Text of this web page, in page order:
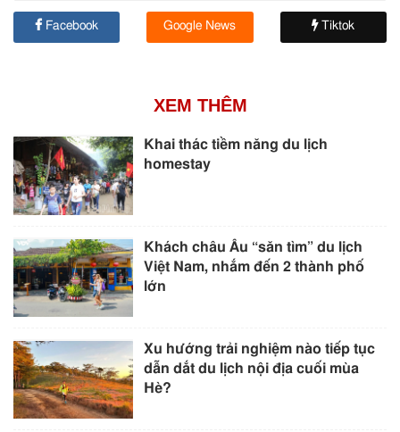
Facebook Google News Tiktok
XEM THÊM
Khai thác tiềm năng du lịch
homestay
Khách châu Âu “săn tìm” du lịch
Việt Nam, nhắm đến 2 thành phố
lớn
Xu hướng trải nghiệm nào tiếp tục
dẫn dắt du lịch nội địa cuối mùa
Hè?